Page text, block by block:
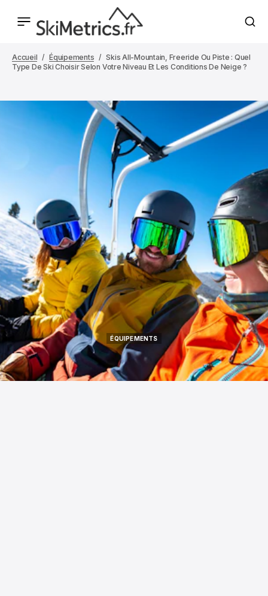
Accueil Équipements
Skis All-Mountain, Freeride Ou Piste : Quel
Type De Ski Choisir Selon Votre Niveau Et Les Conditions De Neige ?
ÉQUIPEMENTS
ÉQUIPEMENTS